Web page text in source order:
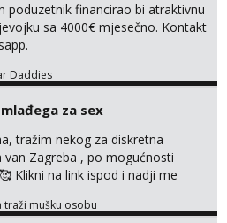
poduzetnik financirao bi atraktivnu
sa 4000€ mjesečno. Kontakt
Daddies
za sex
tražim nekog za diskretna
van Zagreba , po mogućnosti
Klikni na link ispod i nadji me
traži mušku osobu